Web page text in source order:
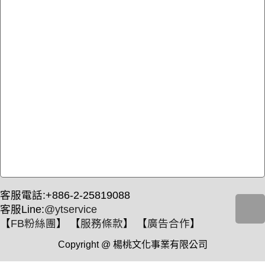
客服電話:+886-2-25819088
客服Line:@ytservice
【FB粉絲團 】 【服務條款】 【廣告合作】
Copyright @ 楊桃文化事業有限公司